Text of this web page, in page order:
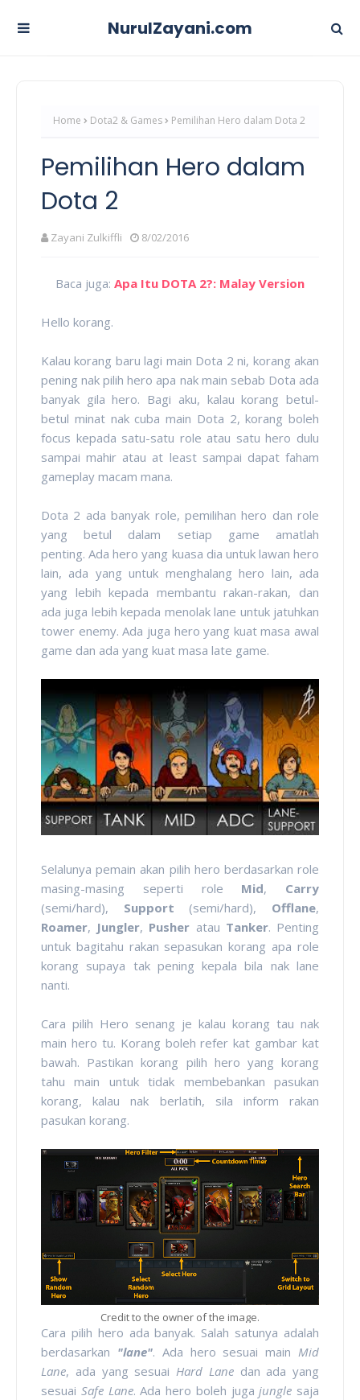
NurulZayani.com
Home Dota2 & Games Pemilihan Hero dalam Dota 2
Pemilihan Hero dalam
Dota 2
Zayani Zulkiffli 8/02/2016
Baca juga: Apa Itu DOTA 2?: Malay Version
Hello korang.
Kalau korang baru lagi main Dota 2 ni, korang akan
pening nak pilih hero apa nak main sebab Dota ada
banyak gila hero. Bagi aku, kalau korang betul-
betul minat nak cuba main Dota 2, korang boleh
focus kepada satu-satu role atau satu hero dulu
sampai mahir atau at least sampai dapat faham
gameplay macam mana.
Dota 2 ada banyak role, pemilihan hero dan role
yang betul dalam setiap game amatlah
penting.Ada hero yang kuasa dia untuk lawan hero
lain, ada yang untuk menghalang hero lain, ada
yang lebih kepada membantu rakan-rakan, dan
ada juga lebih kepada menolak lane untuk jatuhkan
tower enemy. Ada juga hero yang kuat masa awal
game dan ada yang kuat masa late game.
Selalunya pemain akan pilih hero berdasarkan role
masing-masing seperti role Mid, Carry
(semi/hard), Support (semi/hard), Offlane,
Roamer, Jungler, Pusher atau Tanker. Penting
untuk bagitahu rakan sepasukan korang apa role
korang supaya tak pening kepala bila nak lane
nanti.
Cara pilih Hero senang je kalau korang tau nak
main hero tu. Korang boleh refer kat gambar kat
bawah. Pastikan korang pilih hero yang korang
tahu main untuk tidak membebankan pasukan
korang, kalau nak berlatih, sila inform rakan
pasukan korang.
Credit to the owner of the image.
Cara pilih hero ada banyak. Salah satunya adalah
berdasarkan "lane". Ada hero sesuai main Mid
Lane, ada yang sesuai Hard Lanedan ada yang
sesuai Safe Lane. Ada hero boleh juga jungle saja